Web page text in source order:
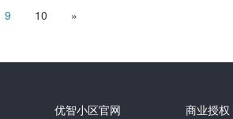
9 10 »
优智小区官网 商业授权